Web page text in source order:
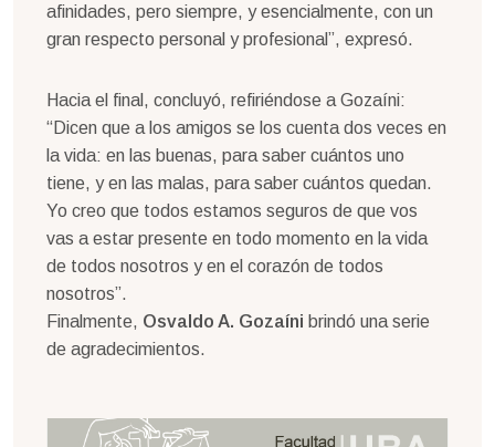
afinidades, pero siempre, y esencialmente, con un
gran respecto personal y profesional”, expresó.
Hacia el final, concluyó, refiriéndose a Gozaíni:
“Dicen que a los amigos se los cuenta dos veces en
la vida: en las buenas, para saber cuántos uno
tiene, y en las malas, para saber cuántos quedan.
Yo creo que todos estamos seguros de que vos
vas a estar presente en todo momento en la vida
de todos nosotros y en el corazón de todos
nosotros”.
Finalmente, Osvaldo A. Gozaíni brindó una serie
de agradecimientos.